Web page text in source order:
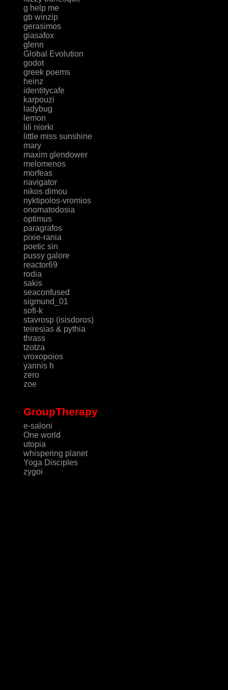
g help me
gb winzip
gerasimos
giasafox
glenn
Global Evolution
godot
greek poems
heinz
identitycafe
karpouzi
ladybug
lemon
lili niorki
little miss sunshine
mary
maxim glendower
melomenos
morfeas
navigator
nikos dimou
nyktipolos-vromios
onomatodosia
optimus
paragrafos
pixie-rania
poetic sin
pussy galore
reactor69
rodia
sakis
seaconfused
sigmund_01
sofi-k
stavrosp (isisdoros)
teiresias & pythia
thrass
tzotza
vroxopoios
yannis h
zero
zoe
GroupTherapy
e-saloni
One world
utopia
whispering planet
Yoga Disciples
zygoi